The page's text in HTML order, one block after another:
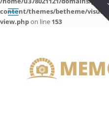
content/themes/betheme/
view.phpon line 153